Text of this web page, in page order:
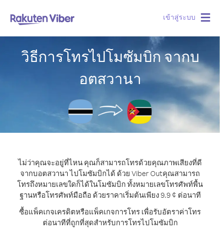
เข้าสู่ระบบ
วิธีการโทรไปโมซัมบิก จากบ
อตสวานา
ไม่ว่าคุณจะอยู่ที่ไหน คุณก็สามารถโทรด้วยคุณภาพเสียงที่ดี
จากบอตสวานา ไปโมซัมบิกได้ ด้วย Viber Outคุณสามารถ
โทรถึงหมายเลขใดก็ได้ในโมซัมบิก ทั้งหมายเลขโทรศัพท์พื้น
ฐานหรือโทรศัพท์มือถือ ด้วยราคาเริ่มต้นเพียง 9.9 ¢ ต่อนาที
ซื้อแพ็คเกจเครดิตหรือแพ็คเกจการโทร เพื่อรับอัตราค่าโทร
ต่อนาทีที่ถูกที่สุดสำหรับการโทรไปโมซัมบิก